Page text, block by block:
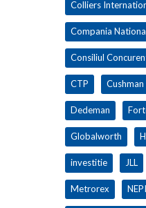
Colliers
Compania
Consiliul
CTP
Dedeman
Globalworth
investitie JLL
Metrorex NEPI